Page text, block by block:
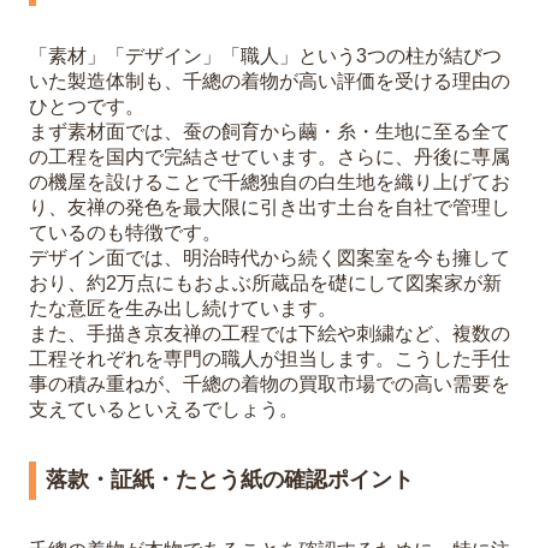
「素材」「デザイン」「職人」という3つの柱が結びつ
いた製造体制も、千總の着物が高い評価を受ける理由の
ひとつです。
まず素材面では、蚕の飼育から繭・糸・生地に至る全て
の工程を国内で完結させています。さらに、丹後に専属
の機屋を設けることで千總独自の白生地を織り上げてお
り、友禅の発色を最大限に引き出す土台を自社で管理し
ているのも特徴です。
デザイン面では、明治時代から続く図案室を今も擁して
おり、約2万点にもおよぶ所蔵品を礎にして図案家が新
たな意匠を生み出し続けています。
また、手描き京友禅の工程では下絵や刺繍など、複数の
工程それぞれを専門の職人が担当します。こうした手仕
事の積み重ねが、千總の着物の買取市場での高い需要を
支えているといえるでしょう。
落款・証紙・たとう紙の確認ポイント